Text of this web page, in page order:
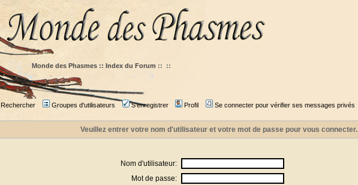
Monde des Phasmes :: Index du Forum :: ::
Rechercher Groupes d'utilisateurs S'enregistrer Profil Se connecter pour vérifier ses messages privés
Veuillez entrer votre nom d'utilisateur et votre mot de passe pour vous connecter.
Nom d'utilisateur:
Mot de passe: